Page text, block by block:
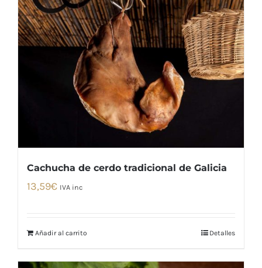
Cachucha de cerdo tradicional de Galicia
13,59€ IVA inc
Añadir al carrito Detalles